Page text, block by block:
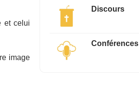
et celui
image
Discours
Conférences